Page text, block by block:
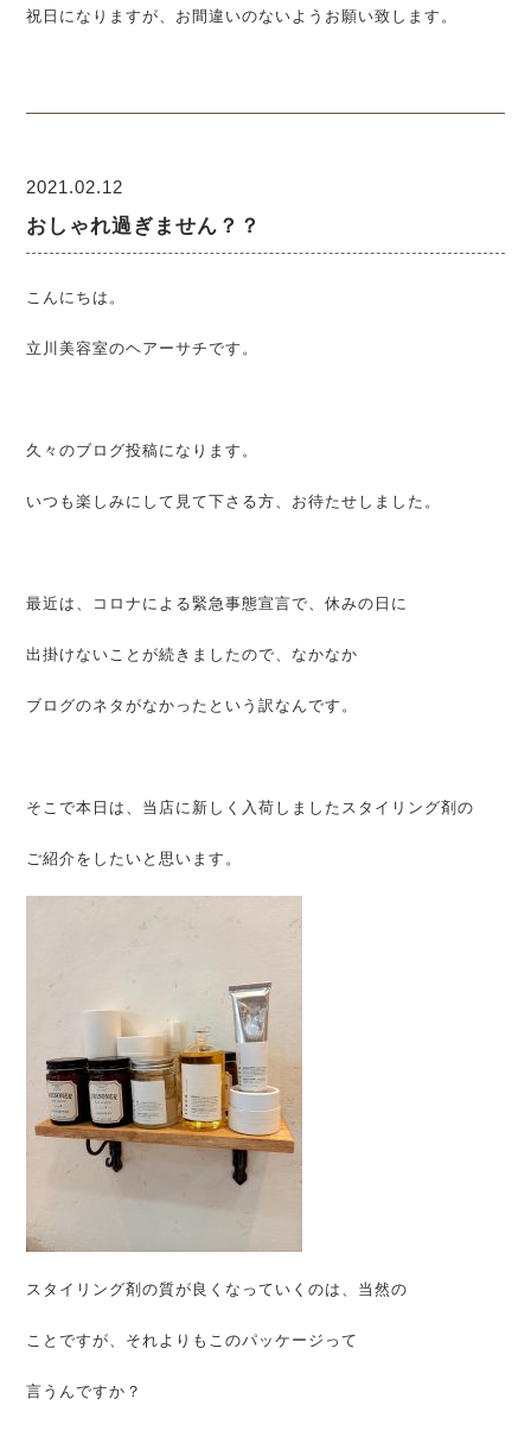
祝日になりますが、お間違いのないようお願い致します。
2021.02.12
おしゃれ過ぎません？？
こんにちは。
立川美容室のヘアーサチです。
久々のブログ投稿になります。
いつも楽しみにして見て下さる方、お待たせしました。
最近は、コロナによる緊急事態宣言で、休みの日に
出掛けないことが続きましたので、なかなか
ブログのネタがなかったという訳なんです。
そこで本日は、当店に新しく入荷しましたスタイリング剤の
ご紹介をしたいと思います。
スタイリング剤の質が良くなっていくのは、当然の
ことですが、それよりもこのパッケージって
言うんですか？